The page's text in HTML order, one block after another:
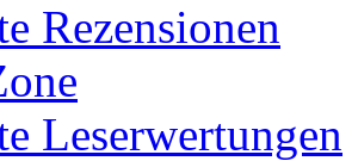
Rezensionen
Leserwertungen